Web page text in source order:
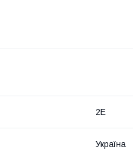
2E
Україна